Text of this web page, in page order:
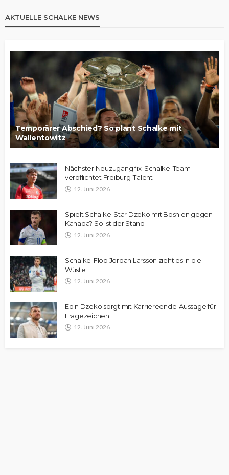
AKTUELLE SCHALKE NEWS
Temporärer Abschied? So plant Schalke mit
Wallentowitz
Nächster Neuzugang fix: Schalke-Team
verpflichtet Freiburg-Talent
12. Juni 2026
Spielt Schalke-Star Dzeko mit Bosnien gegen
Kanada? So ist der Stand
12. Juni 2026
Schalke-Flop Jordan Larsson zieht es in die
Wüste
12. Juni 2026
Edin Dzeko sorgt mit Karriereende-Aussage für
Fragezeichen
12. Juni 2026